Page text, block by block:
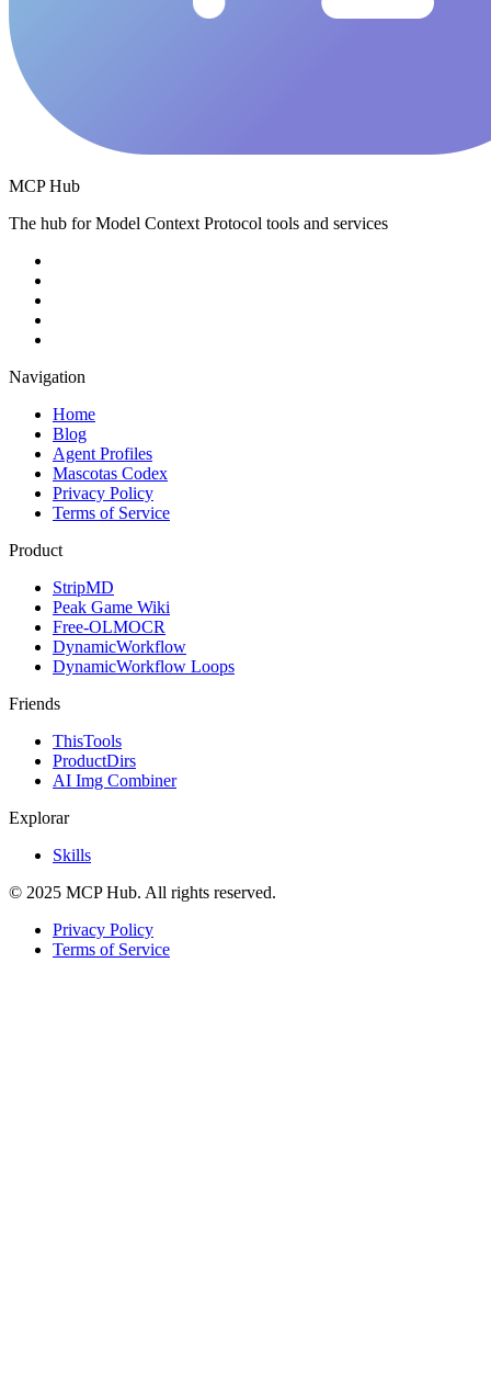
MCP Hub
The hub for Model Context Protocol tools and services
Navigation
Home
Blog
Agent Profiles
Mascotas Codex
Privacy Policy
Terms of Service
Product
StripMD
Peak Game Wiki
Free-OLMOCR
DynamicWorkflow
DynamicWorkflow Loops
Friends
ThisTools
ProductDirs
AI Img Combiner
Explorar
Skills
© 2025 MCP Hub. All rights reserved.
Privacy Policy
Terms of Service